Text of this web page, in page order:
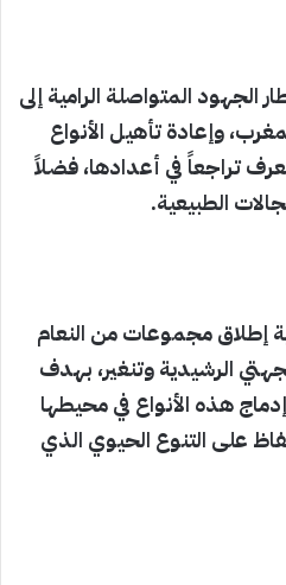
الجهود المتواصلة الرامية إلى
وإعادة تأهيل الأنواع
تراجعاً في أعدادها، فضلاً
الطبيعية.
إطلاق مجموعات من النعام
الرشيدية وتنغير، بهدف
إدماج هذه الأنواع في محيطها
على التنوع الحيوي الذي